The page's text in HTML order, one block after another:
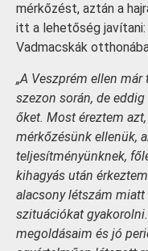
mérkőzést, aztán a
itt a lehetőség javítani:
Vadmacskák
„A Veszprém ellen
szezon során, de
őket. Most éreztem
mérkőzésünk ellenük,
teljesítményünknek,
kihagyás után
alacsony létszám
szituációkat
megoldásaim és jó